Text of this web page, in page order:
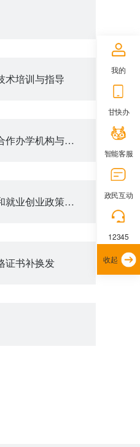
术培训与指导
经教育部审批、备案的中外合作办学机构与项目查询
自主就业退役士兵教育培训和就业创业政策咨询
证书补换发
我的
甘快办
智能客服
政民互动
12345
收起